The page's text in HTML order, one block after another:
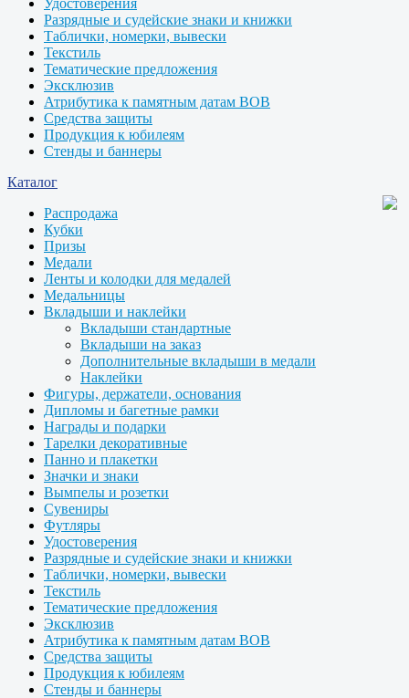
Удостоверения
Разрядные и судейские знаки и книжки
Таблички, номерки, вывески
Текстиль
Тематические предложения
Эксклюзив
Атрибутика к памятным датам ВОВ
Средства защиты
Продукция к юбилеям
Стенды и баннеры
Каталог
Распродажа
Кубки
Призы
Медали
Ленты и колодки для медалей
Медальницы
Вкладыши и наклейки
Вкладыши стандартные
Вкладыши на заказ
Дополнительные вкладыши в медали
Наклейки
Фигуры, держатели, основания
Дипломы и багетные рамки
Награды и подарки
Тарелки декоративные
Панно и плакетки
Значки и знаки
Вымпелы и розетки
Сувениры
Футляры
Удостоверения
Разрядные и судейские знаки и книжки
Таблички, номерки, вывески
Текстиль
Тематические предложения
Эксклюзив
Атрибутика к памятным датам ВОВ
Средства защиты
Продукция к юбилеям
Стенды и баннеры